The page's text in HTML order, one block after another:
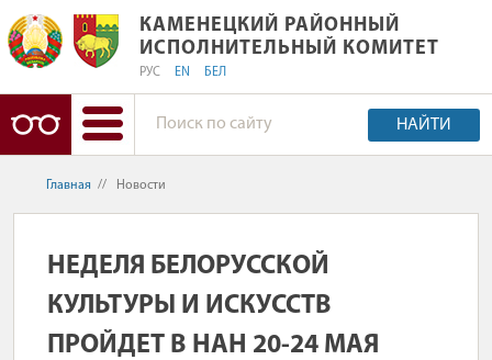
КАМЕНЕЦКИЙ РАЙОННЫЙ
КАМЕНЕЦКИЙ РАЙОННЫЙ
ИСПОЛНИТЕЛЬНЫЙ КОМИТЕТ
РУС EN БЕЛ
НАЙТИ
Главная // Новости
НЕДЕЛЯ БЕЛОРУССКОЙ
КУЛЬТУРЫ И ИСКУССТВ
ПРОЙДЕТ В НАН 20-24 МАЯ